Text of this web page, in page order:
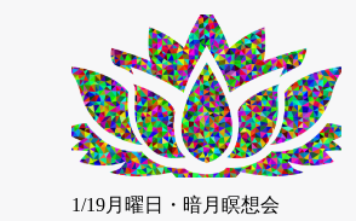
1/19月曜日・暗月瞑想会